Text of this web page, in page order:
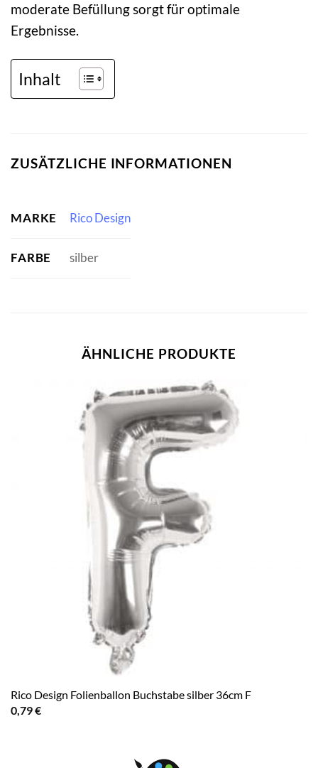
moderate Befüllung sorgt für optimale
Ergebnisse.
Inhalt
ZUSÄTZLICHE INFORMATIONEN
MARKE Rico Design
FARBE silber
ÄHNLICHE PRODUKTE
Rico Design Folienballon Buchstabe silber 36cm F
0,79€